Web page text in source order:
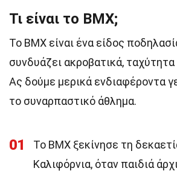
Τι είναι το BMX;
Το BMX είναι ένα είδος
συνδυάζει ακροβατικά, ταχύτητα
Ας δούμε μερικά ενδιαφέροντα
το συναρπαστικό άθλημα.
01
Το BMX ξεκίνησε τη
Καλιφόρνια, όταν παιδιά